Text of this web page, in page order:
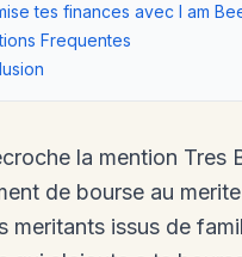
tes finances avec I am
Frequentes
la mention Tres
de bourse au
meritants issus de